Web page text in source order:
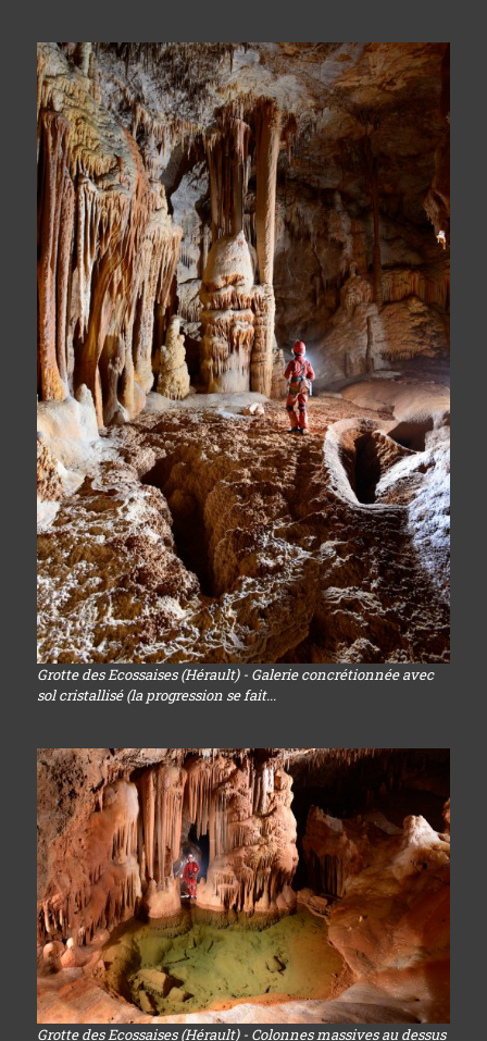
Grotte des Ecossaises (Hérault) - Galerie concrétionnée avec
sol cristallisé (la progression se fait...
Grotte des Ecossaises (Hérault) - Colonnes massives au dessus